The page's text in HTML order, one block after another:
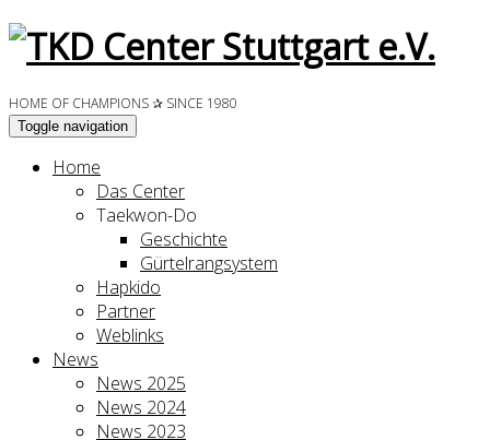
HOME OF CHAMPIONS ✰ SINCE 1980
Toggle navigation
Home
Das Center
Taekwon-Do
Geschichte
Gürtelrangsystem
Hapkido
Partner
Weblinks
News
News 2025
News 2024
News 2023